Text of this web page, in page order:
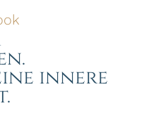
innere